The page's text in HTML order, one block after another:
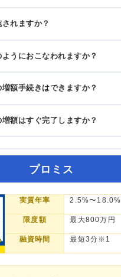
れますか？
うにおこなわれますか？
額手続きはできますか？
額はすぐ完了しますか？
プロミス
実質年率 2.5%〜18.0%
限度額 最大800万円
融資時間 最短3分※1